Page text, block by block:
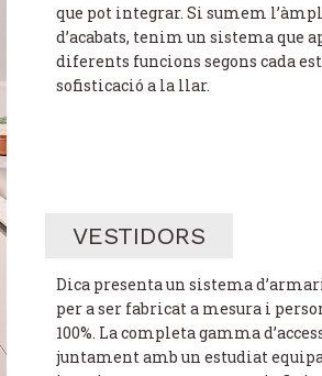
que pot integrar. Si sumem
d’acabats, tenim un sistema que
diferents funcions segons cada
sofisticació a la llar.
VESTIDORS
Dica presenta un sistema
per a ser fabricat a mesura i
100%. La completa gamma
juntament amb un estudiat